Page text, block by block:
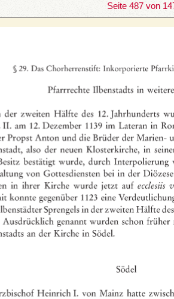
Seite 487 von